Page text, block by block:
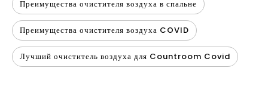
Преимущества очистителя воздуха в спальне
Преимущества очистителя воздуха COVID
Лучший очиститель воздуха для Countroom Covid